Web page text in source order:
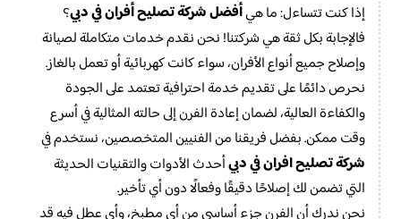
إذا كنت تتساءل: ما هيأفضل شركة تصليح أفران في دبي؟
فالإجابة بكل ثقة هي شركتنا! نحن نقدم خدمات متكاملة لصيانة
وإصلاح جميع أنواع الأفران، سواء كانت كهربائية أو تعمل بالغاز.
نحرص دائمًا على تقديم خدمة احترافية تعتمد على الجودة
والكفاءة العالية، لضمان إعادة الفرن إلى حالته المثالية في أسرع
وقت ممكن. بفضل فريقنا من الفنيين المتخصصين، نستخدم في
شركة تصليح افران في دبيأحدث الأدوات والتقنيات الحديثة
التي تضمن لك إصلاحًا دقيقًا وفعالًا دون أي تأخير.